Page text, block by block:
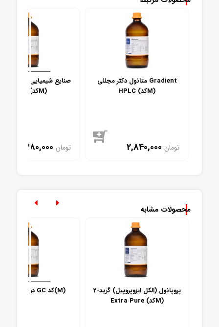
متانول دکتر مجللی Gradient
HPLC (کدM)
2,840,000 تومان
مجللی (کدM)
1,280,000 تومان
محصولات مشابه
2-پروپانول (الکل ایزوپروپیل) گرید
Extra Pure (کدM)
دو پروپانول گرید GC کد(M)